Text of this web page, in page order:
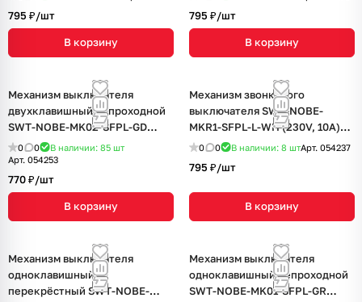
795 ₽/шт
В корзину
795 ₽/шт
В корзину
Механизм выключателя
двухклавишный непроходной
SWT-NOBE-MK02-SFPL-GD
(230V, 10A) (Arlight, Золотой
песок)
0 0 В наличии: 85 шт
Арт. 054253
770 ₽/шт
В корзину
Механизм звонкового
выключателя SWT-NOBE-
MKR1-SFPL-L-WH (230V, 10A)
(Arlight, Белый кварц)
0 0 В наличии: 8 штАрт. 054237
795 ₽/шт
В корзину
Механизм выключателя
одноклавишный
перекрёстный SWT-NOBE-
Механизм выключателя
одноклавишный непроходной
SWT-NOBE-MK01-SFPL-GR